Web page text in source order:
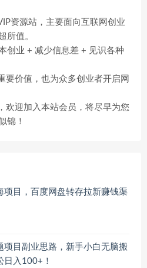
资源站，主要面向互联网创业
所值。
创业 + 减少信息差 + 见识各种
要价值，也为众多创业者开启网
欢迎加入本站会员，将尽早为您
锦！
项目，百度网盘转存拉新赚钱渠
项目副业思路，新手小白无脑搬
日入100+！